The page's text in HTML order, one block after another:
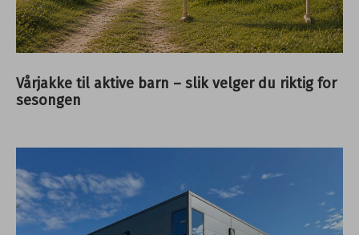
Vårjakke til aktive barn – slik velger du riktig for
sesongen